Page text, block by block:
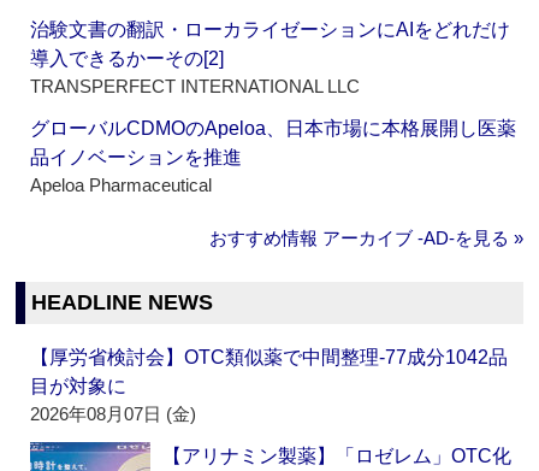
治験文書の翻訳・ローカライゼーションにAIをどれだけ
導入できるかーその[2]
TRANSPERFECT INTERNATIONAL LLC
グローバルCDMOのApeloa、日本市場に本格展開し医薬
品イノベーションを推進
Apeloa Pharmaceutical
おすすめ情報 アーカイブ ‐AD‐を見る »
HEADLINE NEWS
【厚労省検討会】OTC類似薬で中間整理‐77成分1042品
目が対象に
2026年08月07日 (金)
【アリナミン製薬】「ロゼレム」OTC化